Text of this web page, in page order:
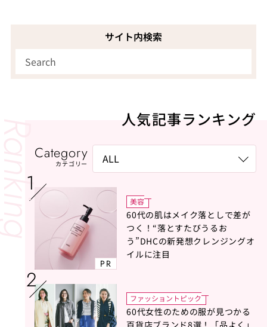
サイト内検索
人気記事ランキング
Category
カテゴリー
PR
美容
60代の肌はメイク落としで差が
つく！“落とすたびうるお
う”DHCの新発想クレンジングオ
イルに注目
ファッショントピック
60代女性のための服が見つかる